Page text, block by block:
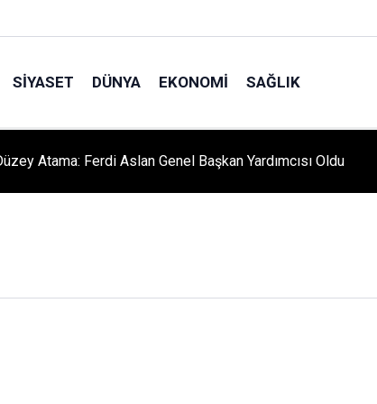
SIYASET DÜNYA EKONOMI SAĞLIK
2026-2027 Sezonu Kadın Ligleri Statüsü Belli Oldu!